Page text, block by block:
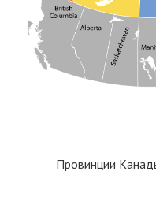
Провинции